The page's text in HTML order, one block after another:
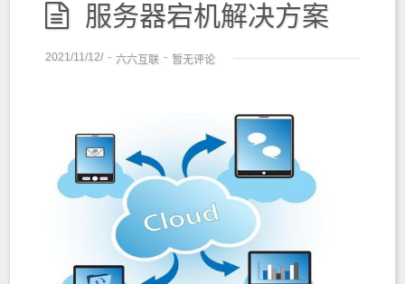
服务器宕机解决方案
2021/11/12/ - 六六互联 - 暂无评论